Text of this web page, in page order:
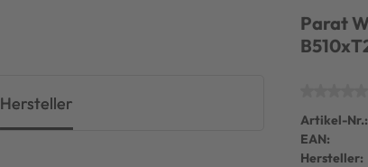
Hersteller
Parat
Artikel-Nr.:
EAN:
Hersteller: